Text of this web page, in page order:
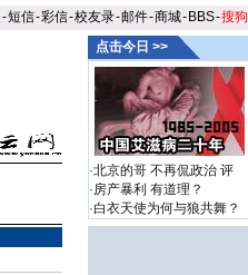
-短信-彩信-校友录-邮件-商城- BBS-搜狗
点击今日 >>
·北京的哥 不再侃政治 评
·房产暴利 有道理？
·白衣天使为何与狼共舞？